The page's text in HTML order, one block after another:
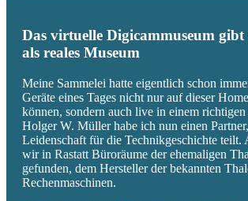
Das virtuelle Digicammuseum gibt
als reales Museum
Meine Sammelei hatte eigentlich schon
Geräte eines Tages nicht nur auf dieser
können, sondern auch live in einem
Holger W. Müller habe ich nun einen
Leidenschaft für die Technikgeschichte teilt.
wir in Rastatt Büroräume der ehemaligen
gefunden, dem Hersteller der bekannten
Rechenmaschinen.